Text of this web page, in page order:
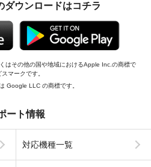
ダウンロードはコチラ
はその他の国や地域におけるApple Inc.の商標で
マークです。
Google LLC の商標です。
ート情報
対応機種一覧